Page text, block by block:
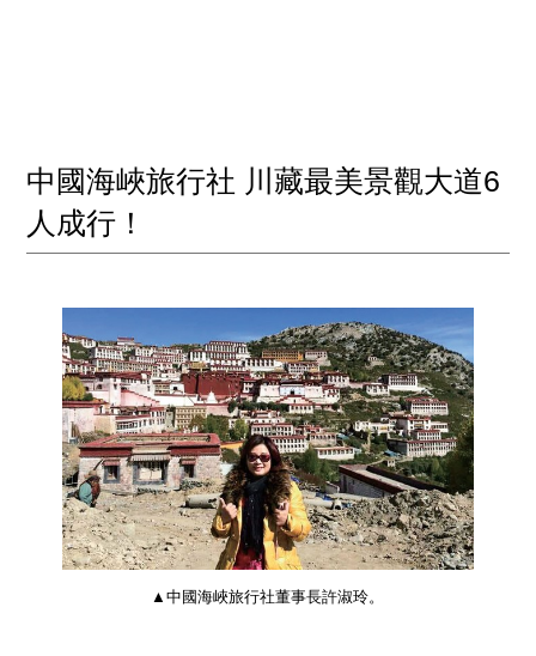
中國海峽旅行社 川藏最美景觀大道6
人成行！
▲中國海峽旅行社董事長許淑玲。